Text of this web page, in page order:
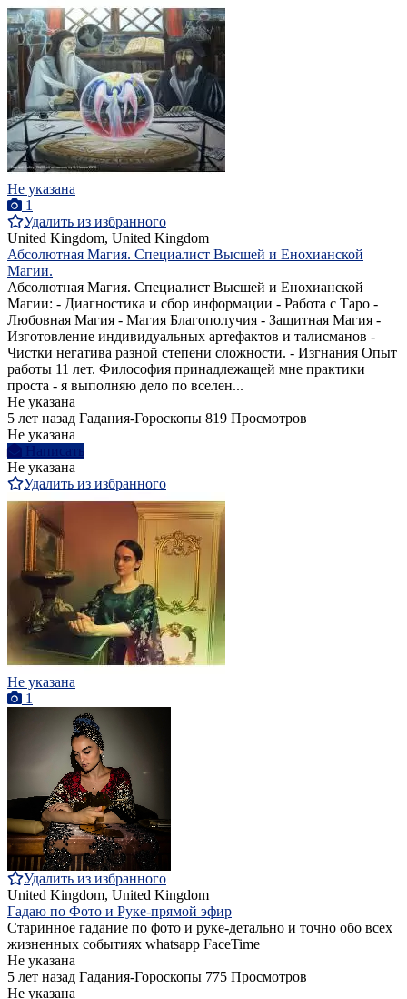
Не указана
1
Удалить из избранного
United Kingdom, United Kingdom
Абсолютная Магия. Специалист Высшей и Енохианской
Магии.
Абсолютная Магия. Специалист Высшей и Енохианской
Магии: - Диагностика и сбор информации - Работа с Таро -
Любовная Магия - Магия Благополучия - Защитная Магия -
Изготовление индивидуальных артефактов и талисманов -
Чистки негатива разной степени сложности. - Изгнания Опыт
работы 11 лет. Философия принадлежащей мне практики
проста - я выполняю дело по вселен...
Не указана
5 лет назад Гадания-Гороскопы 819 Просмотров
Не указана
Написать
Не указана
Удалить из избранного
Не указана
1
Удалить из избранного
United Kingdom, United Kingdom
Гадаю по Фото и Руке-прямой эфир
Старинное гадание по фото и руке-детально и точно обо всех
жизненных событиях whatsapp FaceTime
Не указана
5 лет назад Гадания-Гороскопы 775 Просмотров
Не указана